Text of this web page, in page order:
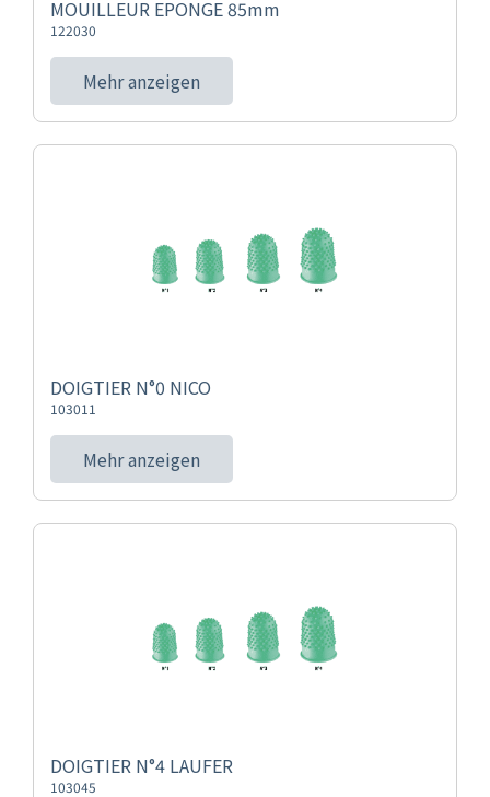
MOUILLEUR EPONGE 85mm
122030
Mehr anzeigen
DOIGTIER N°0 NICO
103011
Mehr anzeigen
DOIGTIER N°4 LAUFER
103045